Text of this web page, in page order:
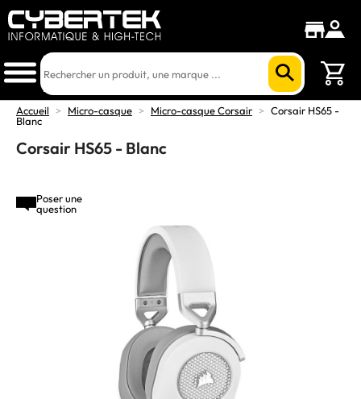
Accueil > Micro-casque > Micro-casque Corsair > Corsair HS65 -
Blanc
Corsair HS65 - Blanc
Poser une
question